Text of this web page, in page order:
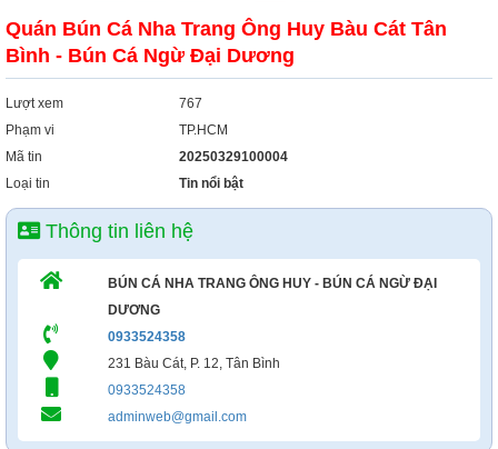
Quán Bún Cá Nha Trang Ông Huy Bàu Cát Tân
Bình - Bún Cá Ngừ Đại Dương
Lượt xem
767
Phạm vi
TP.HCM
Mã tin
20250329100004
Loại tin
Tin nổi bật
Thông tin liên hệ
BÚN CÁ NHA TRANG ÔNG HUY - BÚN CÁ NGỪ ĐẠI
DƯƠNG
0933524358
231 Bàu Cát, P. 12, Tân Bình
0933524358
adminweb@gmail.com